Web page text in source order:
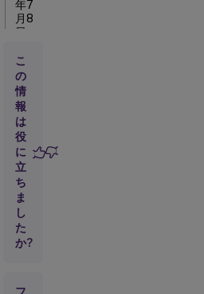
年7
月8
日
2025
年5
月9
日
2025
年4
月3
日
2024
こ
の
情
報
は
役
に
立
ち
ま
し
た
か?